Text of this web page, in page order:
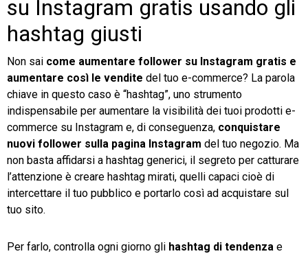
su Instagram gratis usando gli
hashtag giusti
Non sai come aumentare follower su Instagram gratis e
aumentare così le vendite del tuo e-commerce? La parola
chiave in questo caso è “hashtag”, uno strumento
indispensabile per aumentare la visibilità dei tuoi prodotti e-
commerce su Instagram e, di conseguenza, conquistare
nuovi follower sulla pagina Instagram del tuo negozio. Ma
non basta affidarsi a hashtag generici, il segreto per catturare
l’attenzione è creare hashtag mirati, quelli capaci cioè di
intercettare il tuo pubblico e portarlo così ad acquistare sul
tuo sito.
Per farlo, controlla ogni giorno gli hashtag di tendenza e